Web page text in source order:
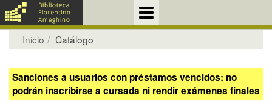
Inicio Catálogo
Sanciones a usuarios con préstamos vencidos: no
podrán inscribirse a cursada ni rendir exámenes finales